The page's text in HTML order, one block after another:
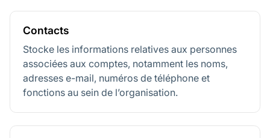
Contacts
Stocke les informations relatives aux personnes
associées aux comptes, notamment les noms,
adresses e-mail, numéros de téléphone et
fonctions au sein de l’organisation.